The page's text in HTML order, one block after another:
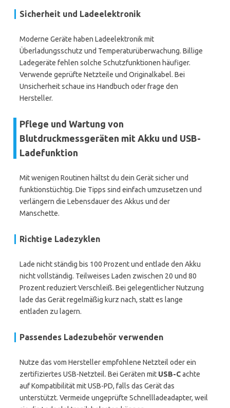
Sicherheit und Ladeelektronik
Moderne Geräte haben Ladeelektronik mit
Überladungsschutz und Temperaturüberwachung. Billige
Ladegeräte fehlen solche Schutzfunktionen häufiger.
Verwende geprüfte Netzteile und Originalkabel. Bei
Unsicherheit schaue ins Handbuch oder frage den
Hersteller.
Pflege und Wartung von
Blutdruckmessgeräten mit Akku und USB-
Ladefunktion
Mit wenigen Routinen hältst du dein Gerät sicher und
funktionstüchtig. Die Tipps sind einfach umzusetzen und
verlängern die Lebensdauer des Akkus und der
Manschette.
Richtige Ladezyklen
Lade nicht ständig bis 100 Prozent und entlade den Akku
nicht vollständig. Teilweises Laden zwischen 20 und 80
Prozent reduziert Verschleiß. Bei gelegentlicher Nutzung
lade das Gerät regelmäßig kurz nach, statt es lange
entladen zu lagern.
Passendes Ladezubehör verwenden
Nutze das vom Hersteller empfohlene Netzteil oder ein
zertifiziertes USB-Netzteil. Bei Geräten mit USB-Cachte
auf Kompatibilität mit USB-PD, falls das Gerät das
unterstützt. Vermeide ungeprüfte Schnellladeadapter, weil